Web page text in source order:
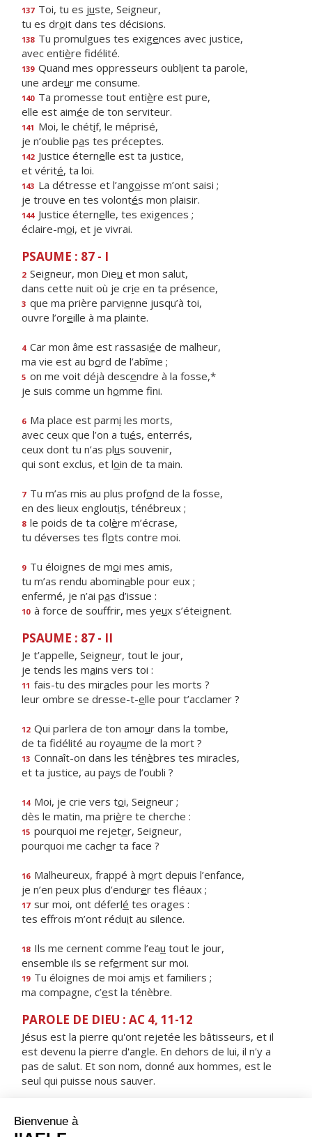
137 Toi, tu es juste, Seigneur,
tu es droit dans tes décisions.
138 Tu promulgues tes exigences avec justice,
avec entière fidélité.
139 Quand mes oppresseurs oublient ta parole,
une ardeur me consume.
140 Ta promesse tout entière est pure,
elle est aimée de ton serviteur.
141 Moi, le chétif, le méprisé,
je n’oublie pas tes préceptes.
142 Justice éternelle est ta justice,
et vérité, ta loi.
143 La détresse et l’angoisse m’ont saisi ;
je trouve en tes volontés mon plaisir.
144 Justice éternelle, tes exigences ;
éclaire-moi, et je vivrai.
PSAUME : 87 - I
2 Seigneur, mon Dieu et mon salut,
dans cette nuit où je crie en ta présence,
3 que ma prière parvienne jusqu’à toi,
ouvre l’oreille à ma plainte.
4 Car mon âme est rassasiée de malheur,
ma vie est au bord de l’abîme ;
5 on me voit déjà descendre à la fosse,*
je suis comme un homme fini.
6 Ma place est parmi les morts,
avec ceux que l’on a tués, enterrés,
ceux dont tu n’as plus souvenir,
qui sont exclus, et loin de ta main.
7 Tu m’as mis au plus profond de la fosse,
en des lieux engloutis, ténébreux ;
8 le poids de ta colère m’écrase,
tu déverses tes flots contre moi.
9 Tu éloignes de moi mes amis,
tu m’as rendu abominable pour eux ;
enfermé, je n’ai pas d’issue :
10 à force de souffrir, mes yeux s’éteignent.
PSAUME : 87 - II
Je t’appelle, Seigneur, tout le jour,
je tends les mains vers toi :
11 fais-tu des miracles pour les morts ?
leur ombre se dresse-t-elle pour t’acclamer ?
12 Qui parlera de ton amour dans la tombe,
de ta fidélité au royaume de la mort ?
13 Connaît-on dans les ténèbres tes miracles,
et ta justice, au pays de l’oubli ?
14 Moi, je crie vers toi, Seigneur ;
dès le matin, ma prière te cherche :
15 pourquoi me rejeter, Seigneur,
pourquoi me cacher ta face ?
16 Malheureux, frappé à mort depuis l’enfance,
je n’en peux plus d’endurer tes fléaux ;
17 sur moi, ont déferlé tes orages :
tes effrois m’ont réduit au silence.
18 Ils me cernent comme l’eau tout le jour,
ensemble ils se referment sur moi.
19 Tu éloignes de moi amis et familiers ;
ma compagne, c’est la ténèbre.
PAROLE DE DIEU : AC 4, 11-12
Jésus est la pierre qu'ont rejetée les bâtisseurs, et il
est devenu la pierre d'angle. En dehors de lui, il n'y a
pas de salut. Et son nom, donné aux hommes, est le
seul qui puisse nous sauver.
V/ Le Seigneur est vraiment ressuscité, alléluia,